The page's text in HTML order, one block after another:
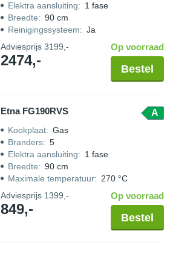
Elektra aansluiting: 1 fase
Breedte: 90 cm
Reinigingssysteem: Ja
Adviesprijs 3199,-
2474,-
Op voorraad
Bestel
Etna FG190RVS A
Kookplaat: Gas
Branders: 5
Elektra aansluiting: 1 fase
Breedte: 90 cm
Maximale temperatuur: 270 °C
Adviesprijs 1399,-
849,-
Op voorraad
Bestel